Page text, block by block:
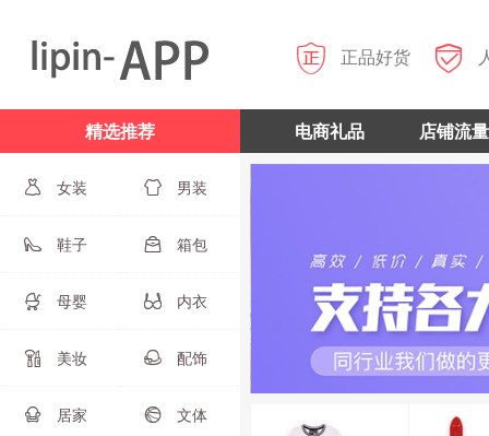
 正品好货 
精选推荐 电商礼品 店铺流量
 女装  男装
 鞋子  箱包
 母婴  内衣
 美妆  配饰
 居家  文体